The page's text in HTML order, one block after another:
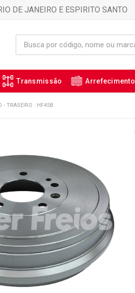
DE JANEIRO E ESPIRITO SANTO
Transmissão Arrefecimento
- TRASEIRO : HF45B